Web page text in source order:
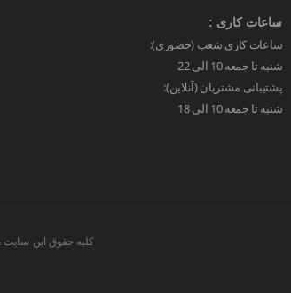
ساعات کاری :
ساعات کاری شعب (حضوری):
شنبه تا جمعه 10 الی 22
پشتیبانی مشتریان (آنلاین):
شنبه تا جمعه 10 الی 18
کلیه حقوق این سایت